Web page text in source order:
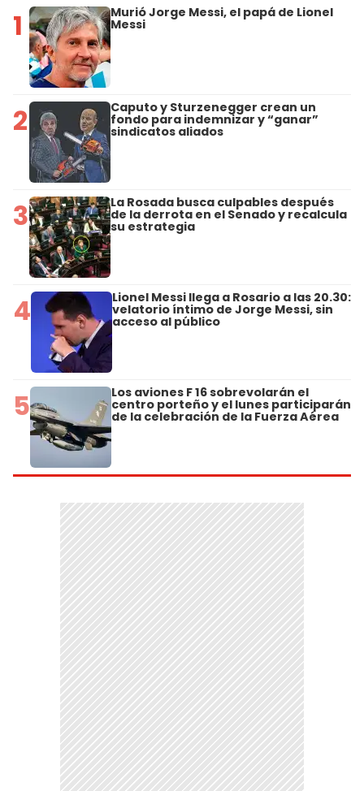
1 Murió Jorge Messi, el papá de Lionel
Messi
2 Caputo y Sturzenegger crean un
fondo para indemnizar y “ganar”
sindicatos aliados
3 La Rosada busca culpables después
de la derrota en el Senado y recalcula
su estrategia
4 Lionel Messi llega a Rosario a las 20.30:
velatorio íntimo de Jorge Messi, sin
acceso al público
5 Los aviones F 16 sobrevolarán el
centro porteño y el lunes participarán
de la celebración de la Fuerza Aérea